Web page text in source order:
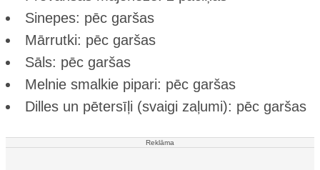
Sinepes: pēc garšas
Mārrutki: pēc garšas
Sāls: pēc garšas
Melnie smalkie pipari: pēc garšas
Dilles un pētersīļi (svaigi zaļumi): pēc garšas
Reklāma